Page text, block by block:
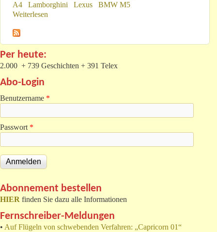
A4
Lamborghini Lexus
BMW M5
Weiterlesen
Per heute:
2.000 + 739 Geschichten + 391 Telex
Abo-Login
Benutzername *
Passwort *
Abonnement bestellen
HIER finden Sie dazu alle Informationen
Fernschreiber-Meldungen
• Auf Flügeln von schwebenden Verfahren: „Capricorn 01“